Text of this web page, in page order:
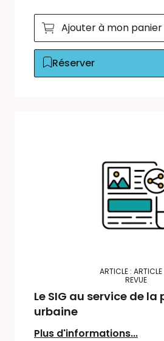
Ajouter à mon panier
Réserver
ARTICLE : ARTICLE
REVUE
Le SIG au service de
urbaine
Plus d'informations...